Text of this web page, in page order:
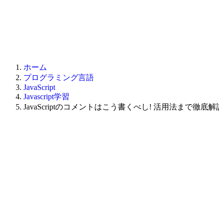
ホーム
プログラミング言語
JavaScript
Javascript学習
JavaScriptのコメントはこう書くべし! 活用法まで徹底解